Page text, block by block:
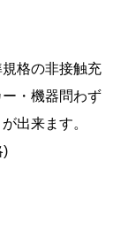
格の非接触充
・機器問わず
出来ます。
)